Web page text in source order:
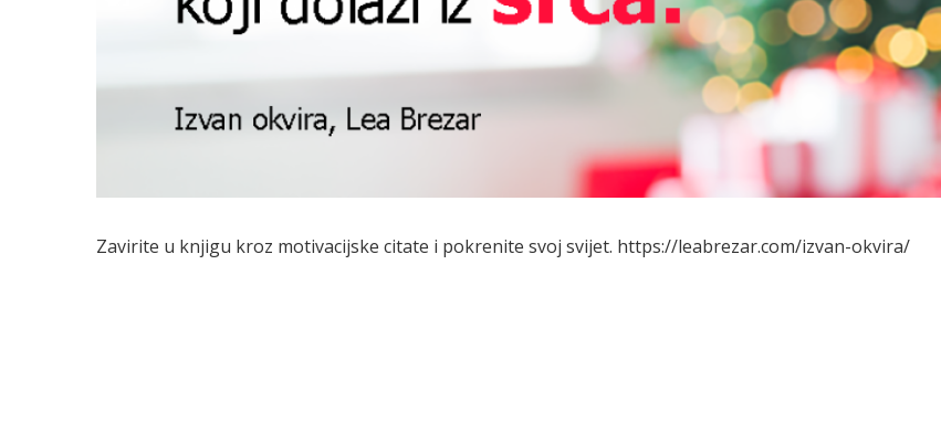
Zavirite u knjigu kroz motivacijske citate i pokrenite svoj svijet. https://leabrezar.com/izvan-okvira/